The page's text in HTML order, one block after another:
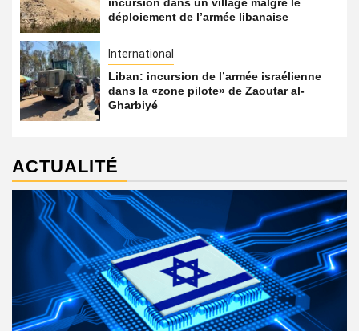
déploiement de l’armée libanaise
International
Liban: incursion de l’armée israélienne
dans la «zone pilote» de Zaoutar al-
Gharbiyé
ACTUALITÉ